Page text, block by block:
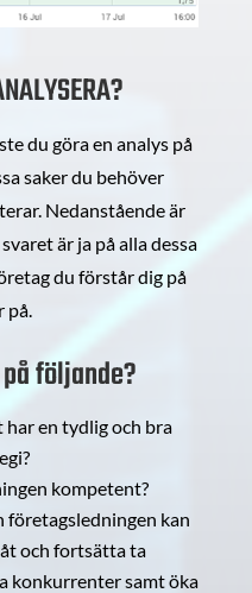
du göra en analys på
saker du behöver
Nedanstående är
är ja på alla dessa
du förstår dig på
på.
följande?
en tydlig och bra
kompetent?
företagsledningen kan
och fortsätta ta
konkurrenter samt öka